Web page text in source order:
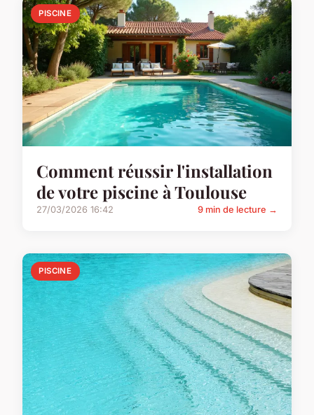
PISCINE
Comment réussir l'installation
de votre piscine à Toulouse
27/03/2026 16:42 9 min de lecture →
PISCINE